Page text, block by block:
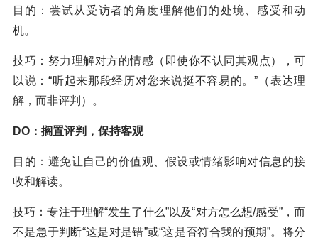
目的：尝试从受访者的角度理解他们的处境、感受和动
机。
技巧：努力理解对方的情感（即使你不认同其观点），可
以说：“听起来那段经历对您来说挺不容易的。”（表达理
解，而非评判）。
DO：搁置评判，保持客观
目的：避免让自己的价值观、假设或情绪影响对信息的接
收和解读。
技巧：专注于理解“发生了什么”以及“对方怎么想/感受”，而
不是急于判断“这是对是错”或“这是否符合我的预期”。将分